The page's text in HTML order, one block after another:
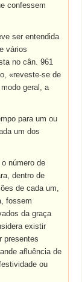
confessem
ser entendida
vários
no cân. 961
«reveste-se de
geral, a
para um ou
um dos
número de
dentro de
de cada um,
fossem
da graça
existir
presentes
afluência de
ou